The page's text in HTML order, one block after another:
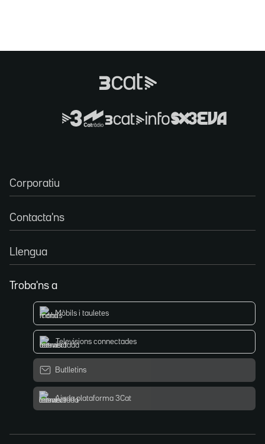
Corporatiu
Contacta'ns
Llengua
Troba'ns a
Mòbils i tauletes
Televisions connectades
Butlletins
Ajuda plataforma 3Cat